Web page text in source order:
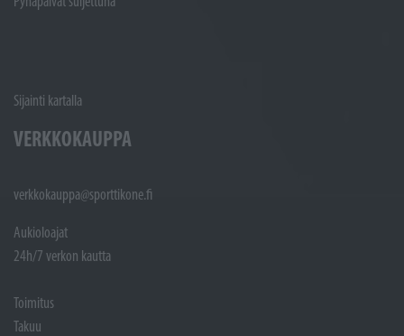
Sijainti kartalla
VERKKOKAUPPA
verkkokauppa@sporttikone.fi
Aukioloajat
24h/7 verkon kautta
Toimitus
Takuu